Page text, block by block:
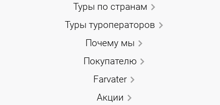
Туры по странам
Туры туроператоров
Почему мы
Покупателю
Farvater
Акции